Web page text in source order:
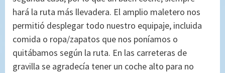
hará la ruta más llevadera. El amplio maletero nos
permitió desplegar todo nuestro equipaje, incluida
comida o ropa/zapatos que nos poníamos o
quitábamos según la ruta. En las carreteras de
gravilla se agradecía tener un coche alto para no